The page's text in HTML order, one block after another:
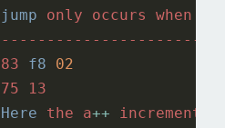
jump only occurs when
83 f8 02
75 13
Here the a++